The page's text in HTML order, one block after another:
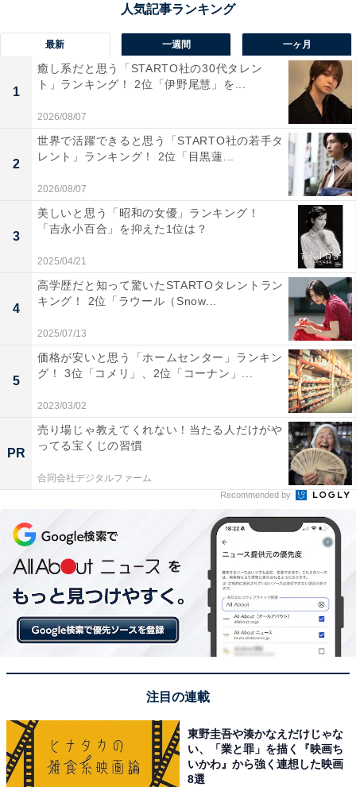
新宿区の医療・福祉への対応で注目すべきポイントが
「心身障害者医療費助成制度」です。「身体障害者手
帳」1～
2級などを保持している人に対し、健康保険の医療費の
自己負担分を助成する仕組みを用意しています。この制
度からも、新宿区が誰でも安心して生活しやすい環境を
整えているようです。
アンケートの回答者から、新宿区の医療や福祉に対して
「都庁があるので充実しているイメージ」（神奈川県／
30代男性）、「駅が人口第一位の巨大ターミナルだか
ら、それに比例して医療や福祉が充実しているはず」
（茨城県／40代男性）、「大学病院などの大規模医療施
設が立地しているので」（東京都／50代男性）、「大学
病院もあって医療体制が充実していると感じたから」
（新潟県／40代男性）などの声が集まりました。
※回答者コメントは原文ママです
次ページ
5位までの全ランキング結果を見
る
最新 一週間 一ヶ月
1
癒し系だと思う「STARTO社の30代タレン
ト」ランキング！ 2位「伊野尾慧」を...
2026/08/07
2
世界で活躍できると思う「STARTO社の若手タ
レント」ランキング！ 2位「目黒蓮...
2026/08/07
3
美しいと思う「昭和の女優」ランキング！
「吉永小百合」を抑えた1位は？
2025/04/21
4
高学歴だと知って驚いたSTARTOタレントラン
キング！ 2位「ラウール（Snow...
2025/07/13
5
価格が安いと思う「ホームセンター」ランキン
グ！ 3位「コメリ」、2位「コーナン」...
2023/03/02
PR
売り場じゃ教えてくれない！当たる人だけがや
ってる宝くじの習慣
合同会社デジタルファーム
Recommended by
注目の連載
東野圭吾や湊かなえだけじゃな
い、「業と罪」を描く『映画ち
いかわ』から強く連想した映画
8選